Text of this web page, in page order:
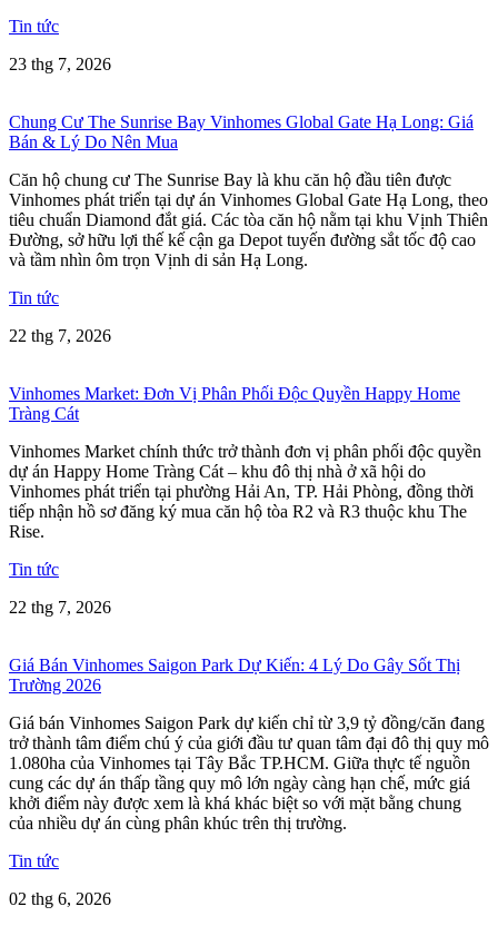
Tin tức
23 thg 7, 2026
Chung Cư The Sunrise Bay Vinhomes Global Gate Hạ Long: Giá
Bán & Lý Do Nên Mua
Căn hộ chung cư The Sunrise Bay là khu căn hộ đầu tiên được
Vinhomes phát triển tại dự án Vinhomes Global Gate Hạ Long, theo
tiêu chuẩn Diamond đắt giá. Các tòa căn hộ nằm tại khu Vịnh Thiên
Đường, sở hữu lợi thế kế cận ga Depot tuyến đường sắt tốc độ cao
và tầm nhìn ôm trọn Vịnh di sản Hạ Long.
Tin tức
22 thg 7, 2026
Vinhomes Market: Đơn Vị Phân Phối Độc Quyền Happy Home
Tràng Cát
Vinhomes Market chính thức trở thành đơn vị phân phối độc quyền
dự án Happy Home Tràng Cát – khu đô thị nhà ở xã hội do
Vinhomes phát triển tại phường Hải An, TP. Hải Phòng, đồng thời
tiếp nhận hồ sơ đăng ký mua căn hộ tòa R2 và R3 thuộc khu The
Rise.
Tin tức
22 thg 7, 2026
Giá Bán Vinhomes Saigon Park Dự Kiến: 4 Lý Do Gây Sốt Thị
Trường 2026
Giá bán Vinhomes Saigon Park dự kiến chỉ từ 3,9 tỷ đồng/căn đang
trở thành tâm điểm chú ý của giới đầu tư quan tâm đại đô thị quy mô
1.080ha của Vinhomes tại Tây Bắc TP.HCM. Giữa thực tế nguồn
cung các dự án thấp tầng quy mô lớn ngày càng hạn chế, mức giá
khởi điểm này được xem là khá khác biệt so với mặt bằng chung
của nhiều dự án cùng phân khúc trên thị trường.
Tin tức
02 thg 6, 2026